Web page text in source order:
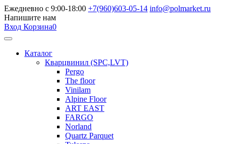
Ежедневно с 9:00-18:00 +7(960)603-05-14 info@polmarket.ru
Напишите нам
Вход Корзина0
Каталог
Кварцвинил (SPC,LVT)
Pergo
The floor
Vinilam
Alpine Floor
ART EAST
FARGO
Norland
Quartz Parquet